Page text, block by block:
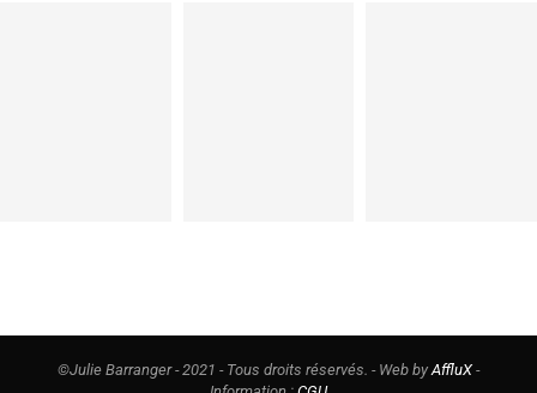
©Julie Barranger - 2021 - Tous droits réservés. - Web by AffluX -